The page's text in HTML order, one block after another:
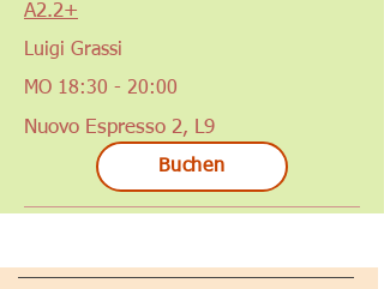
A2.2+
Luigi Grassi
MO 18:30 - 20:00
Nuovo Espresso 2, L9
Buchen